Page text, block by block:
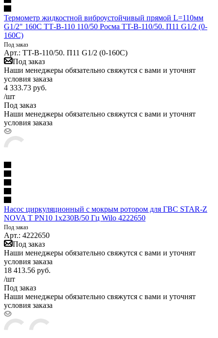
Термометр жидкостной виброустойчивый прямой L=110мм
G1/2" 160С ТТ-В-110 110/50 Росма TT-B-110/50. П11 G1/2 (0-
160C)
Под заказ
Арт.: TT-B-110/50. П11 G1/2 (0-160C)
Под заказ
Наши менеджеры обязательно свяжутся с вами и уточнят
условия заказа
4 333.73 руб.
/шт
Под заказ
Наши менеджеры обязательно свяжутся с вами и уточнят
условия заказа
Насос циркуляционный с мокрым ротором для ГВС STAR-Z
NOVA T PN10 1х230В/50 Гц Wilo 4222650
Под заказ
Арт.: 4222650
Под заказ
Наши менеджеры обязательно свяжутся с вами и уточнят
условия заказа
18 413.56 руб.
/шт
Под заказ
Наши менеджеры обязательно свяжутся с вами и уточнят
условия заказа